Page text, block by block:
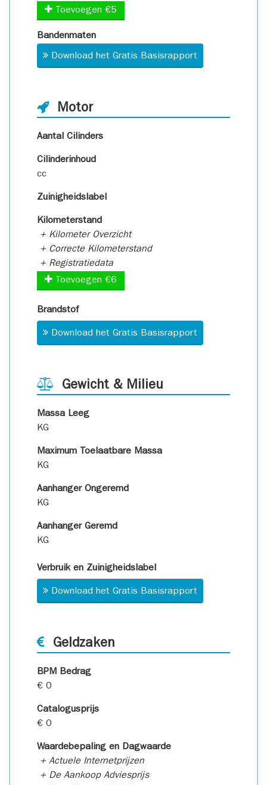
Toevoegen €5
Bandenmaten
Download het Gratis Basisrapport
Motor
Aantal Cilinders
Cilinderinhoud
cc
Zuinigheidslabel
Kilometerstand
+ Kilometer Overzicht
+ Correcte Kilometerstand
+ Registratiedata
Toevoegen €6
Brandstof
Download het Gratis Basisrapport
Gewicht & Milieu
Massa Leeg
KG
Maximum Toelaatbare Massa
KG
Aanhanger Ongeremd
KG
Aanhanger Geremd
KG
Verbruik en Zuinigheidslabel
Download het Gratis Basisrapport
Geldzaken
BPM Bedrag
€ 0
Catalogusprijs
€ 0
Waardebepaling en Dagwaarde
+ Actuele Internetprijzen
+ De Aankoop Adviesprijs